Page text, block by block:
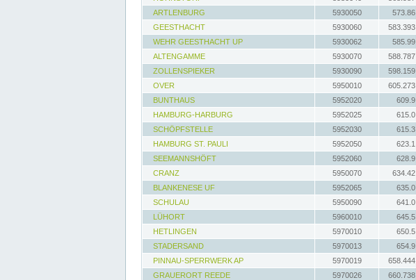
ARTLENBURG
5930050 573.86
GEESTHACHT
5930060 583.393
WEHR GEESTHACHT UP
5930062 585.99
ALTENGAMME
5930070 588.787
ZOLLENSPIEKER
5930090 598.159
OVER
5950010 605.273
BUNTHAUS
5952020 609.9
HAMBURG-HARBURG
5952025 615.0
SCHÖPFSTELLE
5952030 615.3
HAMBURG ST. PAULI
5952050 623.1
SEEMANNSHÖFT
5952060 628.9
CRANZ
5950070 634.42
BLANKENESE UF
5952065 635.0
SCHULAU
5950090 641.0
LÜHORT
5960010 645.5
HETLINGEN
5970010 650.5
STADERSAND
5970013 654.9
PINNAU-SPERRWERK AP
5970019 658.444
GRAUERORT REEDE
5970026 660.738